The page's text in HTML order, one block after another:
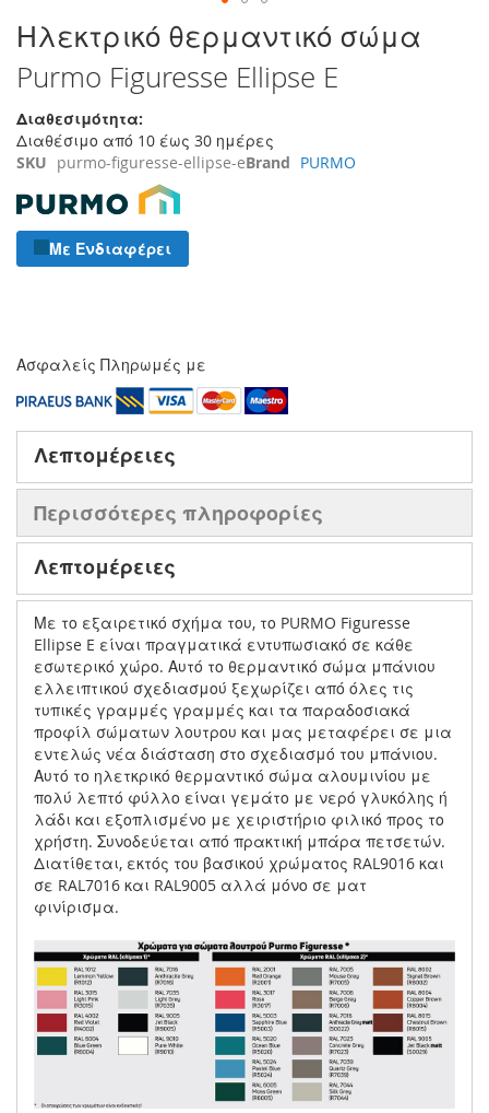
Μετάβαση
στην
αρχή
της
συλλογής
εικόνων
Ηλεκτρικό θερμαντικό σώμα
Purmo Figuresse Ellipse E
Διαθεσιμότητα:
Διαθέσιμο από 10 έως 30 ημέρες
SKU purmo-figuresse-ellipse-eBrand PURMO
Με Ενδιαφέρει
Ασφαλείς Πληρωμές με
Λεπτομέρειες
Περισσότερες πληροφορίες
Λεπτομέρειες
Με το εξαιρετικό σχήμα του, το PURMO Figuresse
Ellipse E είναι πραγματικά εντυπωσιακό σε κάθε
εσωτερικό χώρο. Αυτό το θερμαντικό σώμα μπάνιου
ελλειπτικού σχεδιασμού ξεχωρίζει από όλες τις
τυπικές γραμμές γραμμές και τα παραδοσιακά
προφίλ σώματων λουτρου και μας μεταφέρει σε μια
εντελώς νέα διάσταση στο σχεδιασμό του μπάνιου.
Αυτό το ηλετκρικό θερμαντικό σώμα αλουμινίου με
πολύ λεπτό φύλλο είναι γεμάτο με νερό γλυκόλης ή
λάδι και εξοπλισμένο με χειριστήριο φιλικό προς το
χρήστη. Συνοδεύεται από πρακτική μπάρα πετσετών.
Διατίθεται, εκτός του βασικού χρώματος RAL9016 και
σε RAL7016 και RAL9005 αλλά μόνο σε ματ
φινίρισμα.